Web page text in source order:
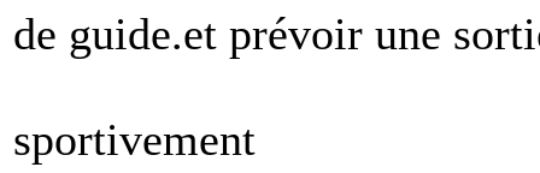
de guide.et prévoir une
sportivement